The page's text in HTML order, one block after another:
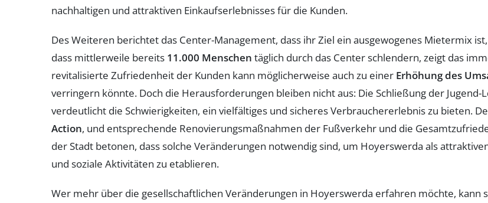
nachhaltigen und attraktiven Einkaufserlebnisses für die Kunden.
Des Weiteren berichtet das Center-Management, dass ihr Ziel ein ausgewogenes Mietermix
dass mittlerweile bereits 11.000 Menschen täglich durch das Center schlendern, zeigt das
revitalisierte Zufriedenheit der Kunden kann möglicherweise auch zu einer Erhöhung des
verringern könnte. Doch die Herausforderungen bleiben nicht aus: Die Schließung der
verdeutlicht die Schwierigkeiten, ein vielfältiges und sicheres Verbrauchererlebnis zu bieten.
Action, und entsprechende Renovierungsmaßnahmen der Fußverkehr und die
der Stadt betonen, dass solche Veränderungen notwendig sind, um Hoyerswerda als
und soziale Aktivitäten zu etablieren.
Wer mehr über die gesellschaftlichen Veränderungen in Hoyerswerda erfahren möchte, kann